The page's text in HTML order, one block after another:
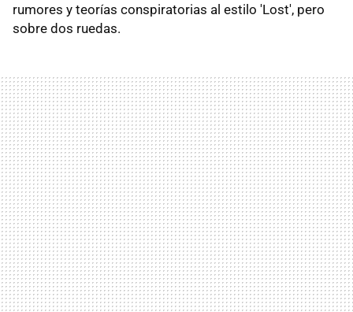
rumores y teorías conspiratorias al estilo 'Lost', pero
sobre dos ruedas.